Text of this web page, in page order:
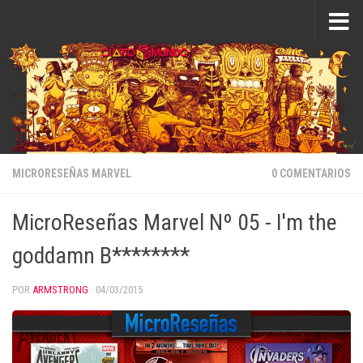
MICRORESEÑAS MARVEL 0 COMENTARIOS
MicroReseñas Marvel Nº 05 - I'm the
goddamn B********
POR ARMSTRONG · 04/03/2015